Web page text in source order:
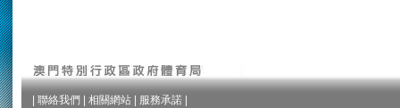
聯絡我們 相關網站 服務承諾